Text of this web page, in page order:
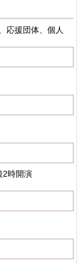
応援団体、個人
2時開演